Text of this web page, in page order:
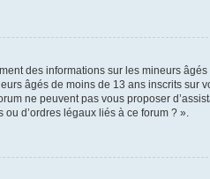
des informations sur les mineurs
âgés de moins de 13 ans inscrits sur
ne peuvent pas vous proposer
d’ordres légaux liés à ce forum ? ».